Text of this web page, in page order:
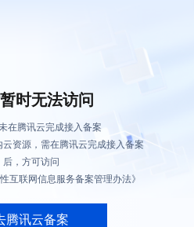
时无法访问
在腾讯云完成接入备案
资源，需在腾讯云完成接入备案
后，方可访问
互联网信息服务备案管理办法》
腾讯云备案